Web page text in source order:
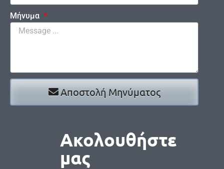
Μήνυμα
Αποστολή Μηνύματος
Ακολουθήστε
μας